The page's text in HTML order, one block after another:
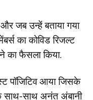
जब उन्हें बताया गया
का कोविड रिजल्ट
का फैसला किया.
पॉजिटिव आया जिसके
साथ अनंत अंबानी